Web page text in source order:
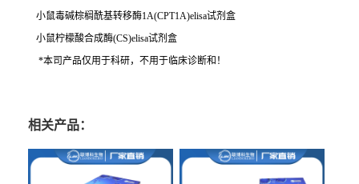
小鼠毒碱棕榈酰基转移酶1A(CPT1A)elisa试剂盒
小鼠柠檬酸合成酶(CS)elisa试剂盒
*本司产品仅用于科研，不用于临床诊断和！
相关产品：